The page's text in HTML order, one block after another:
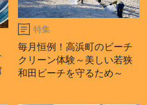
特集
毎月恒例！高浜町のビーチ
クリーン体験～美しい若狭
和田ビーチを守るため～